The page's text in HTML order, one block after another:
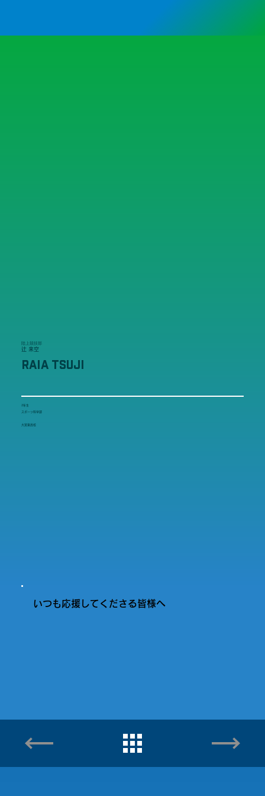
陸上競技部
辻 来空
RAIA TSUJI
2年生
スポーツ科学部
大宮東高校
いつも応援してくださる皆様へ